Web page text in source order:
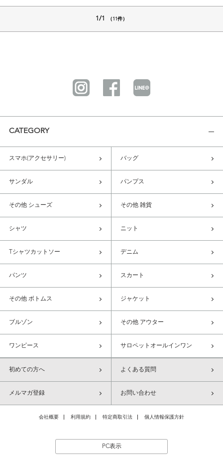
1/1 （11件）
CATEGORY
スマホ(アクセサリー) バッグ
サンダル パンプス
その他 シューズ その他 雑貨
シャツ ニット
Tシャツカットソー デニム
パンツ スカート
その他 ボトムス ジャケット
ブルゾン その他 アウター
ワンピース サロペットオールインワン
初めての方へ よくある質問
メルマガ登録 お問い合わせ
会社概要 利用規約 特定商取引法 個人情報保護方針
PC表示